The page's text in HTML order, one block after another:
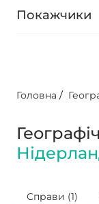
Покажчики
Головна /
Справи (1)